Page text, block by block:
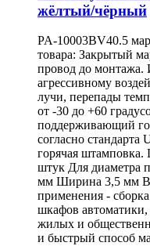
жёлтый/чёрный
PA-10003BV40.5
товара: Закрытый
провод до монтажа.
агрессивному
лучи, перепады
от -30 до +60
поддерживающий
согласно
горячая
штук Для диаметра
мм Ширина 3,5 мм
применения -
шкафов автоматики,
жилых и
и быстрый способ